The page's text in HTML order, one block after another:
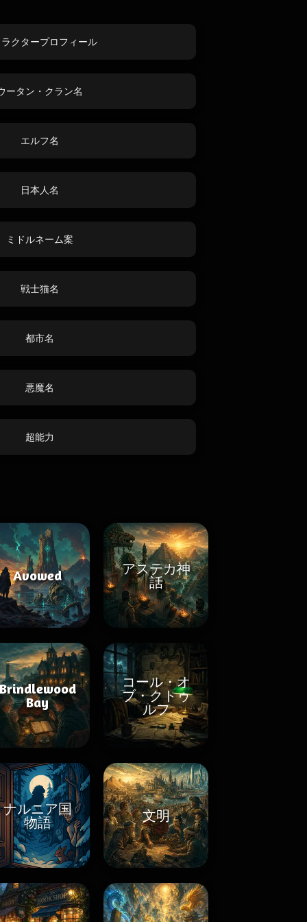
クタープロフィール
ータン・クラン名
エルフ名
日本人名
ミドルネーム案
戦士猫名
都市名
悪魔名
超能力
Avowed
アステカ神
話
Bay
コール・オ
ブ・クトゥ
ルフ
ナルニア国
物語
文明